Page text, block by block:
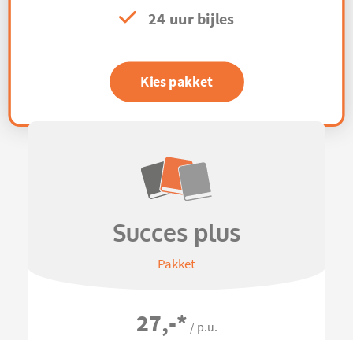
24 uur bijles
Kies pakket
Succes plus
Pakket
27,-* / p.u.